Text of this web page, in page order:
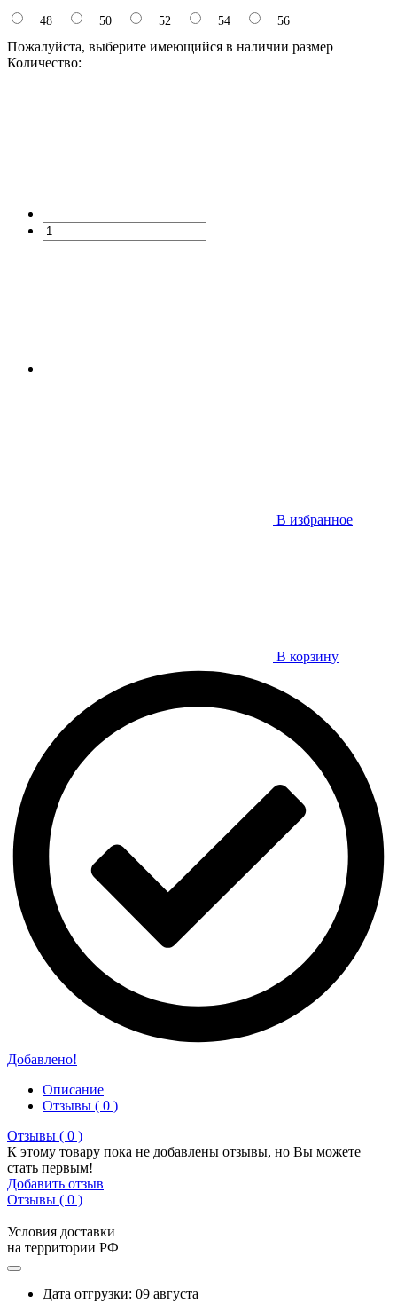
48 50 52 54 56
Пожалуйста, выберите имеющийся в наличии размер
Количество:
В избранное
В корзину
Добавлено!
Описание
Отзывы ( 0 )
Отзывы ( 0 )
К этому товару пока не добавлены отзывы, но Вы можете
стать первым!
Добавить отзыв
Отзывы ( 0 )
Условия доставки
на территории РФ
Дата отгрузки: 09 августа